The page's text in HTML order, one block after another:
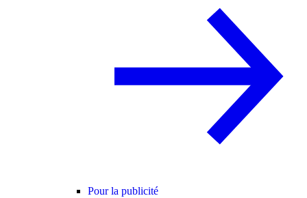
Pour la publicité